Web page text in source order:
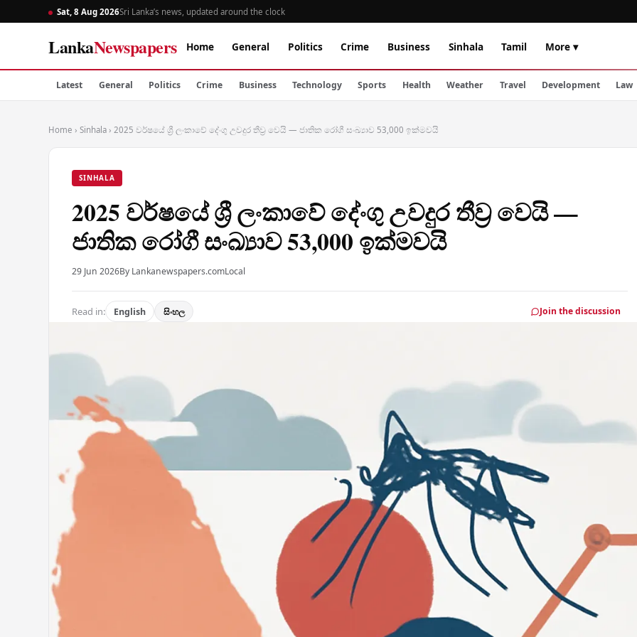
Sat, 8 Aug 2026Sri Lanka’s news, updated around the clock
LankaNewspapers Home General Politics Crime Business Sinhala Tamil More ▾
Latest General Politics Crime Business Technology Sports Health Weather Travel Development Law
Home › Sinhala › 2025 වර්ෂයේ ශ්‍රී ලංකාවේ දේංගු උවදුර තීව්‍ර වෙයි — ජාතික රෝගී සංඛ්‍යාව 53,000 ඉක්මවයි
SINHALA
2025 වර්ෂයේ ශ්‍රී ලංකාවේ දේංගු උවදුර තීව්‍ර වෙයි —
ජාතික රෝගී සංඛ්‍යාව 53,000 ඉක්මවයි
29 Jun 2026By Lankanewspapers.comLocal
Read in: English සිංහල Join the discussion